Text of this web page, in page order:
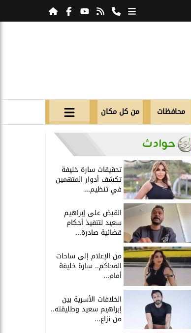
محافظات من كل مكان
حوادث
تحقيقات سارة خليفة
تكشف أدوار المتهمين
في تنظيم...
القبض على إبراهيم
سعيد لتنفيذ أحكام
قضائية صادرة...
من الإعلام إلى ساحات
المحاكم.. سارة خليفة
أمام...
الخلافات الأسرية بين
إبراهيم سعيد وطليقته..
من نزاع...